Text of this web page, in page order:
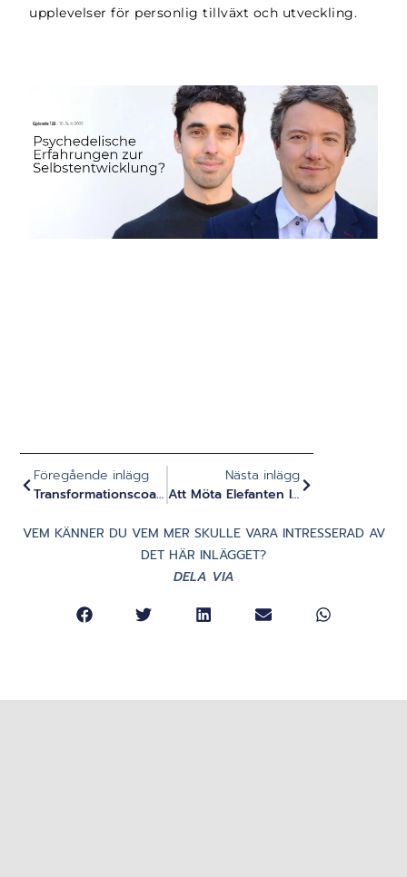
upplevelser för personlig tillväxt och utveckling.
Föregående inlägg
Transformationscoaching Och Djupt Inre Arbete - Intervju Med Medoo
Nästa inlägg
Att Möta Elefanten I Rummet - Den Bortglömda Vägen Till Inre Arbete För Personlig Utveckling Och Ledarskapsutveckling
VEM KÄNNER DU VEM MER SKULLE VARA INTRESSERAD AV
DET HÄR INLÄGGET?
DELA VIA